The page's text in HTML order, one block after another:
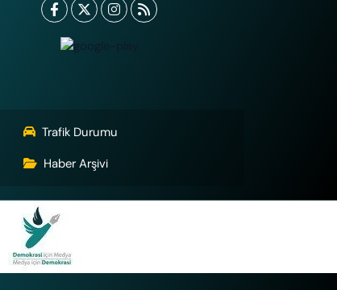
Trafik Durumu
Haber Arşivi